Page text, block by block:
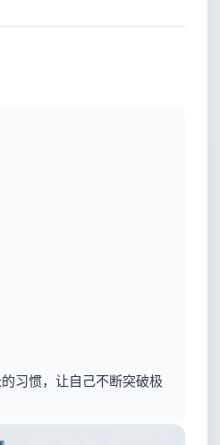
习惯，让自己不断突破极